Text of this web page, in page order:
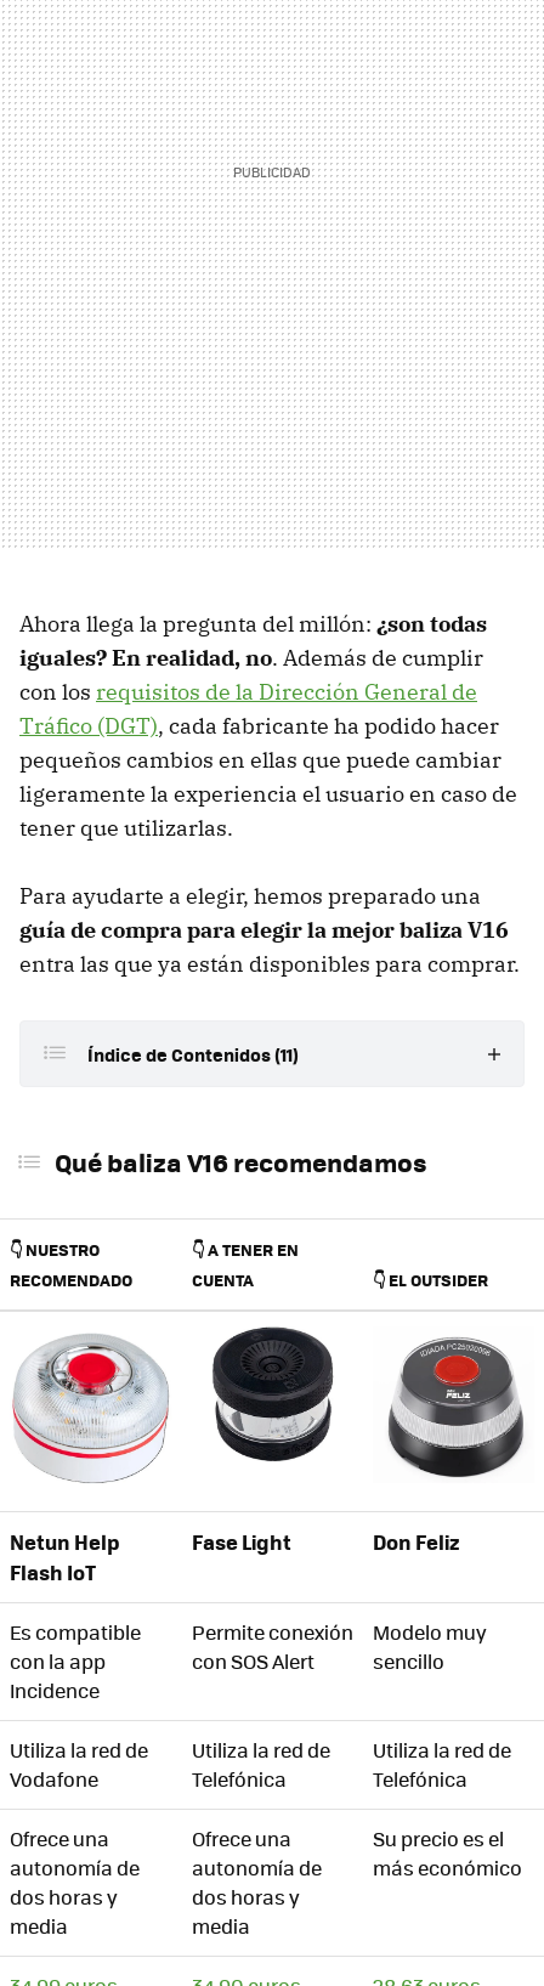
Ahora llega la pregunta del millón: ¿son todas
iguales? En realidad, no. Además de cumplir
con los requisitos de la Dirección General de
Tráfico (DGT), cada fabricante ha podido hacer
pequeños cambios en ellas que puede cambiar
ligeramente la experiencia el usuario en caso de
tener que utilizarlas.
Para ayudarte a elegir, hemos preparado una
guía de compra para elegir la mejor baliza V16
entra las que ya están disponibles para comprar.
Índice de Contenidos (11)
Antes de nada: estos son los requisitos que debe
Nuestra selección de mejores balizas V16
conectadas
Baliza de emergencia conectada (V16) Fase Light
Netun Help Flash IoT
SOS Road Connected
Baliza ZTE E1
Baliza V16 conectada Ksix
¿Cuándo es el mejor momento para comprarla?
Qué baliza V16 recomendamos
👇 NUESTRO
RECOMENDADO
👇 A TENER EN
CUENTA
👇 EL OUTSIDER
Netun Help
Flash IoT
Fase Light Don Feliz
Es compatible
con la app
Incidence
Permite conexión
con SOS Alert
Modelo muy
sencillo
Utiliza la red de
Vodafone
Utiliza la red de
Telefónica
Utiliza la red de
Telefónica
Ofrece una
autonomía de
dos horas y
media
Ofrece una
autonomía de
dos horas y
media
Su precio es el
más económico